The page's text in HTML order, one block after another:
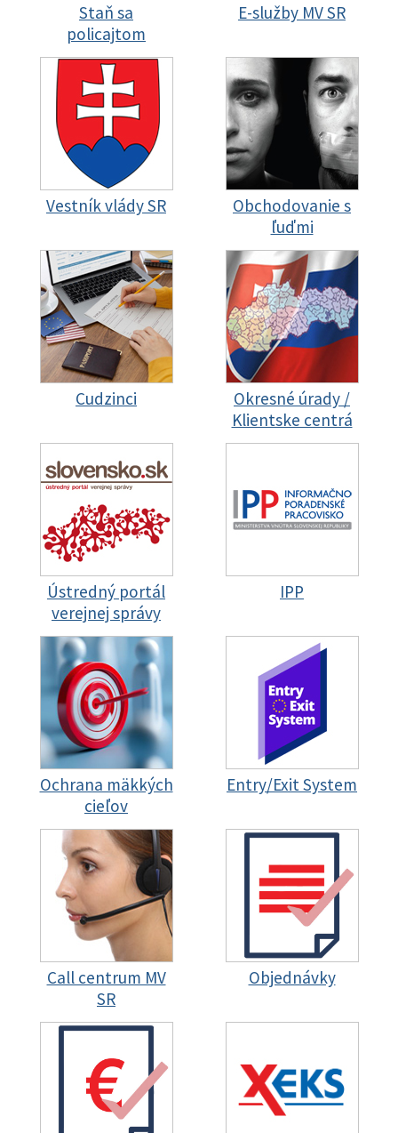
Staň sa
policajtom
E-služby MV SR
Vestník vlády SR
Obchodovanie s
ľuďmi
Cudzinci
Okresné úrady /
Klientske centrá
Ústredný portál
verejnej správy
IPP
Ochrana mäkkých
cieľov
Entry/Exit System
Call centrum MV
SR
Objednávky